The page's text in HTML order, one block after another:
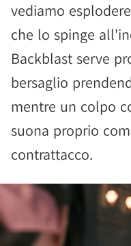
vediamo
che lo spinge
Backblast serve
bersaglio
mentre un colpo
suona proprio
contrattacco.